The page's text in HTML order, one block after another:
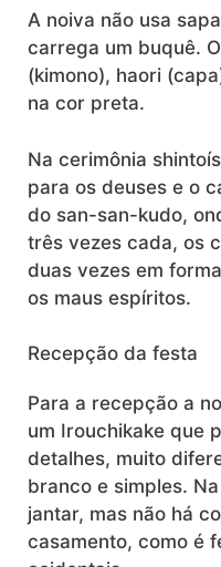
A noiva não usa
carrega um buquê.
(kimono), haori
na cor preta.
Na cerimônia
para os deuses e o
do san-san-kudo,
três vezes cada, os
duas vezes em
os maus espíritos.
Recepção da festa
Para a recepção a
um Irouchikake que
detalhes, muito
branco e simples.
jantar, mas não há
casamento, como é